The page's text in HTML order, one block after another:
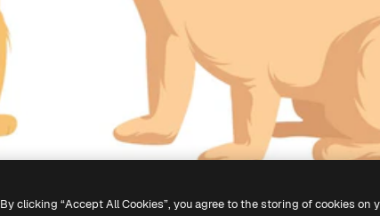
By clicking “Accept All Cookies”, you agree to the storing of cookies on